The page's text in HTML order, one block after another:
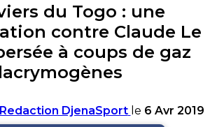
du Togo : une
contre Claude Le
à coups de gaz
lacrymogènes
Redaction DjenaSport le 6 Avr 2019